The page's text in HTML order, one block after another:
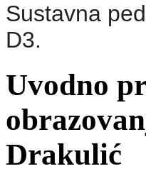
Sustavna
D3.
Uvodno
Drakulić